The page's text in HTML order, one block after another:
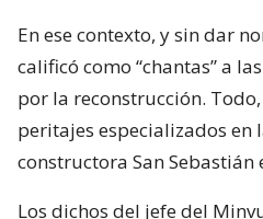
En ese contexto, y sin dar
calificó como “chantas” a
por la reconstrucción.
peritajes especializados en
constructora San Sebastián
Los dichos del jefe del